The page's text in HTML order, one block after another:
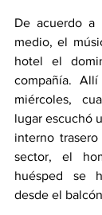
De acuerdo a
medio, el
hotel el
compañía.
miércoles,
lugar escuchó
interno
sector, el
huésped se
desde el